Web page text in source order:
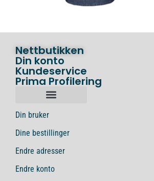
Nettbutikken
Din konto
Kundeservice
Prima Profilering
Din bruker
Dine bestillinger
Endre adresser
Endre konto